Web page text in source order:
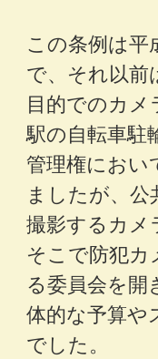
この条例は平
で、それ以前
目的でのカメ
駅の自転車駐
管理権におい
ましたが、
撮影するカメ
そこで防犯カ
る委員会を開
体的な予算や
でした。